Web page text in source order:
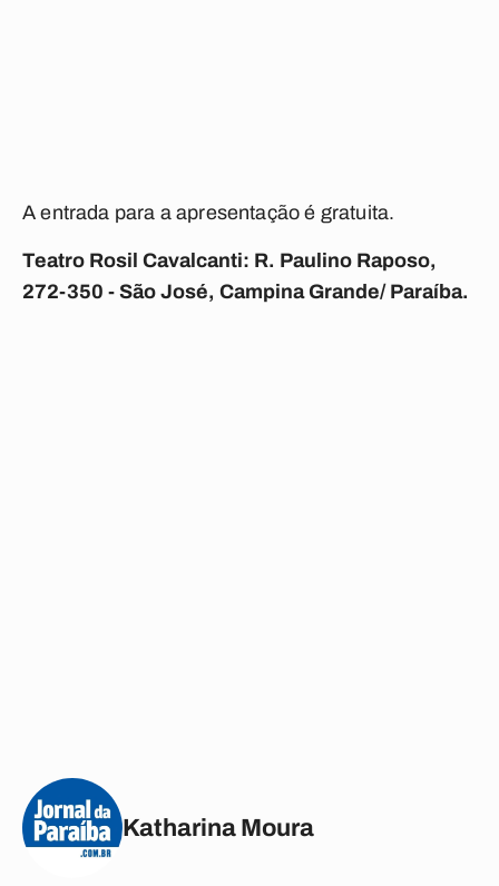
A entrada para a apresentação é gratuita.
Teatro Rosil Cavalcanti: R. Paulino Raposo,
272-350 - São José, Campina Grande/ Paraíba.
Katharina Moura